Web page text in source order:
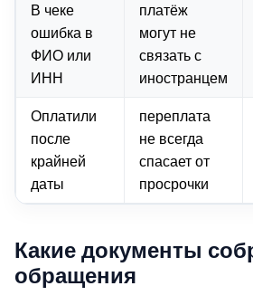
В чеке
ошибка в
ФИО или
ИНН
платёж
могут не
связать с
иностранцем
Оплатили
после
крайней
даты
переплата
не всегда
спасает от
просрочки
Какие документы
обращения